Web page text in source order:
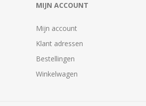
MIJN ACCOUNT
Mijn account
Klant adressen
Bestellingen
Winkelwagen